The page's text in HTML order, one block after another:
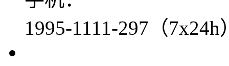
1995-1111-297（7x24h